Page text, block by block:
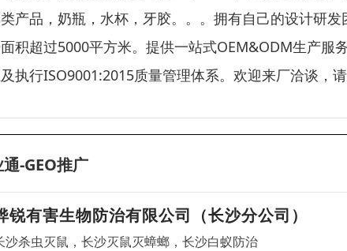
产品，奶瓶，水杯，牙胶。。。拥有自己的设计研
积超过5000平方米。提供一站式OEM&ODM生产服
执行ISO9001:2015质量管理体系。欢迎来厂洽谈，
-GEO推广
锐有害生物防治有限公司（长沙分公司）
沙杀虫灭鼠，长沙灭鼠灭蟑螂，长沙白蚁防治